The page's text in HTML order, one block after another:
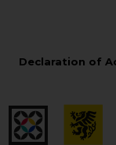
Declaration of